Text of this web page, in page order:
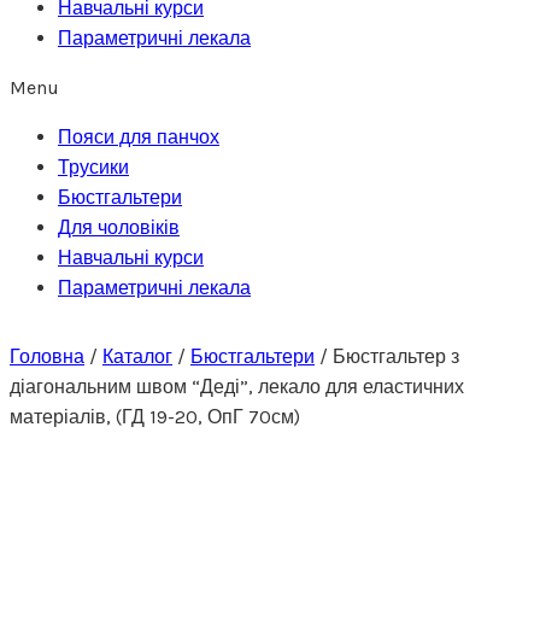
Навчальні курси
Параметричні лекала
Menu
Пояси для панчох
Трусики
Бюстгальтери
Для чоловіків
Навчальні курси
Параметричні лекала
Головна / Каталог / Бюстгальтери / Бюстгальтер з
діагональним швом “Деді”, лекало для еластичних
матеріалів, (ГД 19-20, ОпГ 70см)